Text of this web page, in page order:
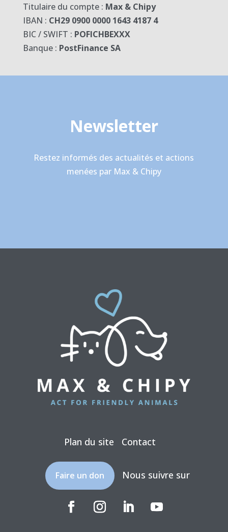
Titulaire du compte : Max & Chipy
IBAN : CH29 0900 0000 1643 4187 4
BIC / SWIFT : POFICHBEXXX
Banque : PostFinance SA
Newsletter
Restez informés des actualités et actions
menées par Max & Chipy
Plan du site Contact
Faire un don Nous suivre sur